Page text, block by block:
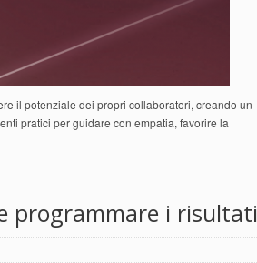
il potenziale dei propri collaboratori, creando un
pratici per guidare con empatia, favorire la
programmare i risultati